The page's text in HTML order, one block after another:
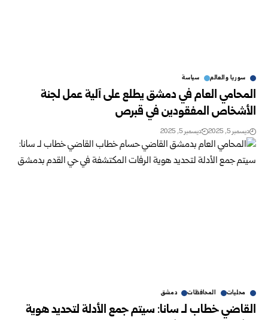
سوريا والعالم سياسة
المحامي العام في دمشق يطلع على آلية عمل لجنة
الأشخاص المفقودين في قبرص
ديسمبر 5, 2025 ديسمبر 5, 2025
محليات المحافظات دمشق
القاضي خطاب لـ سانا: سيتم جمع الأدلة لتحديد هوية